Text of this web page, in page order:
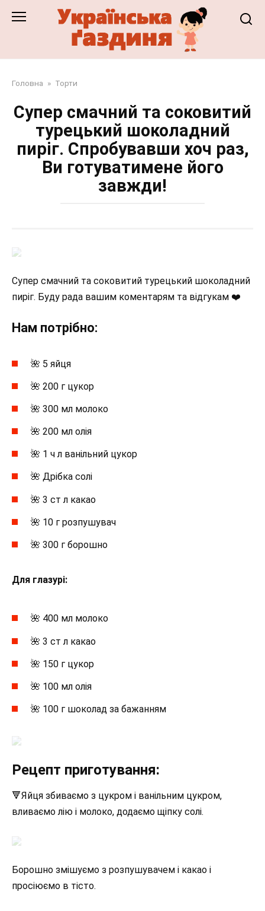
Головна » Торти
Супер смачний та соковитий
турецький шоколадний
пиріг. Спробувавши хоч раз,
Ви готуватимене його
завжди!
Супер смачний та соковитий турецький шоколадний
пиріг. Буду рада вашим коментарям та відгукам ❤️
Нам потрібно:
🌺 5 яйця
🌺 200 г цукор
🌺 300 мл молоко
🌺 200 мл олія
🌺 1 ч л ванільний цукор
🌺 Дрібка солі
🌺 3 ст л какао
🌺 10 г розпушувач
🌺 300 г борошно
Для глазурі:
🌺 400 мл молоко
🌺 3 ст л какао
🌺 150 г цукор
🌺 100 мл олія
🌺 100 г шоколад за бажанням
Рецепт приготування:
🔻Яйця збиваємо з цукром і ванільним цукром,
вливаємо лію і молоко, додаємо щіпку солі.
Борошно змішуємо з розпушувачем і какао і
просіюємо в тісто.